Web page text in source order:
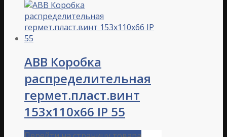
ABB Коробка
распределительная
гермет.пласт.винт
153х110х66 IP 55